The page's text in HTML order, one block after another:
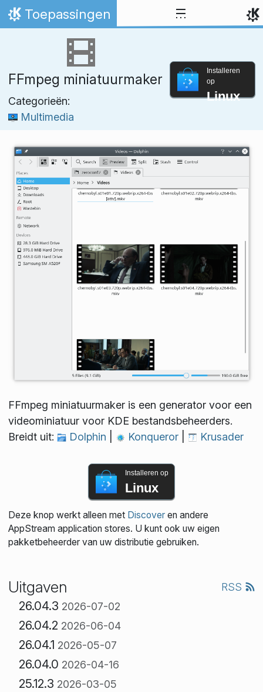
Spring naar inhoud
Thuis
Toepassingen
FFmpeg miniatuurmaker
Categorieën:
Multimedia
Installeren
op
Linux
FFmpeg miniatuurmaker is een generator voor een
videominiatuur voor KDE bestandsbeheerders.
Breidt uit:
Dolphin Konqueror Krusader
Installeren op
Linux
Deze knop werkt alleen met Discoveren andere
AppStream application stores. U kunt ook uw eigen
pakketbeheerder van uw distributie gebruiken.
Uitgaven RSS
26.04.3 2026-07-02
26.04.2 2026-06-04
26.04.1 2026-05-07
26.04.0 2026-04-16
25.12.3 2026-03-05